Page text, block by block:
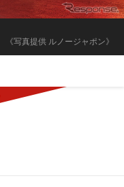
《写真提供 ルノージャポン》